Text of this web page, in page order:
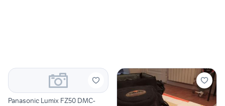
Panasonic Lumix FZ50 DMC-